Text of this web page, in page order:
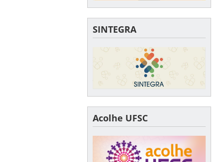
SINTEGRA
Acolhe UFSC